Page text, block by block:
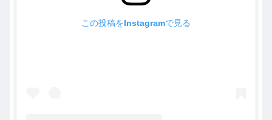
この投稿をInstagramで見る